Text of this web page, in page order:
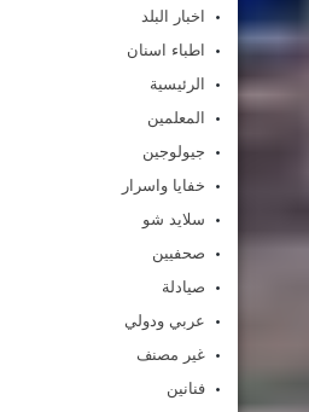
اخبار البلد
اطباء اسنان
الرئيسية
المعلمين
جيولوجين
خفايا واسرار
سلايد شو
صحفيين
صيادلة
عربي ودولي
غير مصنف
فنانين